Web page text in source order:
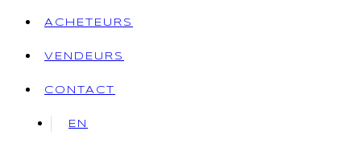
ACHETEURS
VENDEURS
CONTACT
EN